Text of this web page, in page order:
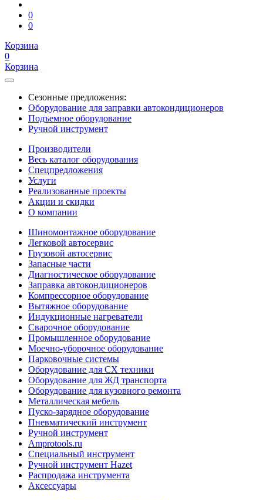
0
0
Корзина
0
Корзина
Сезонные предложения:
Оборудование для заправки автокондиционеров
Подъемное оборудование
Ручной инструмент
Производители
Весь каталог оборудования
Спецпредложения
Услуги
Реализованные проекты
Акции и скидки
О компании
Шиномонтажное оборудование
Легковой автосервис
Грузовой автосервис
Запасные части
Диагностическое оборудование
Заправка автокондиционеров
Компрессорное оборудование
Вытяжное оборудование
Индукционные нагреватели
Сварочное оборудование
Промышленное оборудование
Моечно-уборочное оборудование
Парковочные системы
Оборудование для СХ техники
Оборудование для ЖД транспорта
Оборудование для кузовного ремонта
Металлическая мебель
Пуско-зарядное оборудование
Пневматический инструмент
Ручной инструмент
Amprotools.ru
Специальный инструмент
Ручной инструмент Hazet
Распродажа инструмента
Аксессуары